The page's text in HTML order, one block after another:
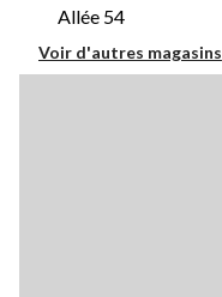
Allée 54
Voir d'autres magasins